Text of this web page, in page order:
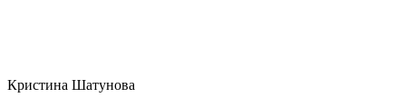
Кристина Шатунова